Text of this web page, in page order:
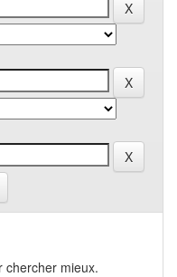
chercher mieux.